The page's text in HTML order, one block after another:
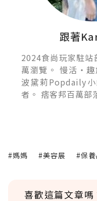
跟著
2024食尚玩家駐
萬瀏覽。 慢活‧趣
波黛莉Popdaily
者。 痞客邦百萬部
#媽媽 #美容展 #保養
喜歡這篇文章